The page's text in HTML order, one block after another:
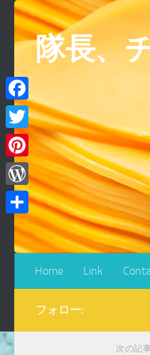
コンテンツへスキップ
隊長、
Home Link
フォロー:
次の記事
Facebook
Twitter
Pinterest
WordPress
共
有